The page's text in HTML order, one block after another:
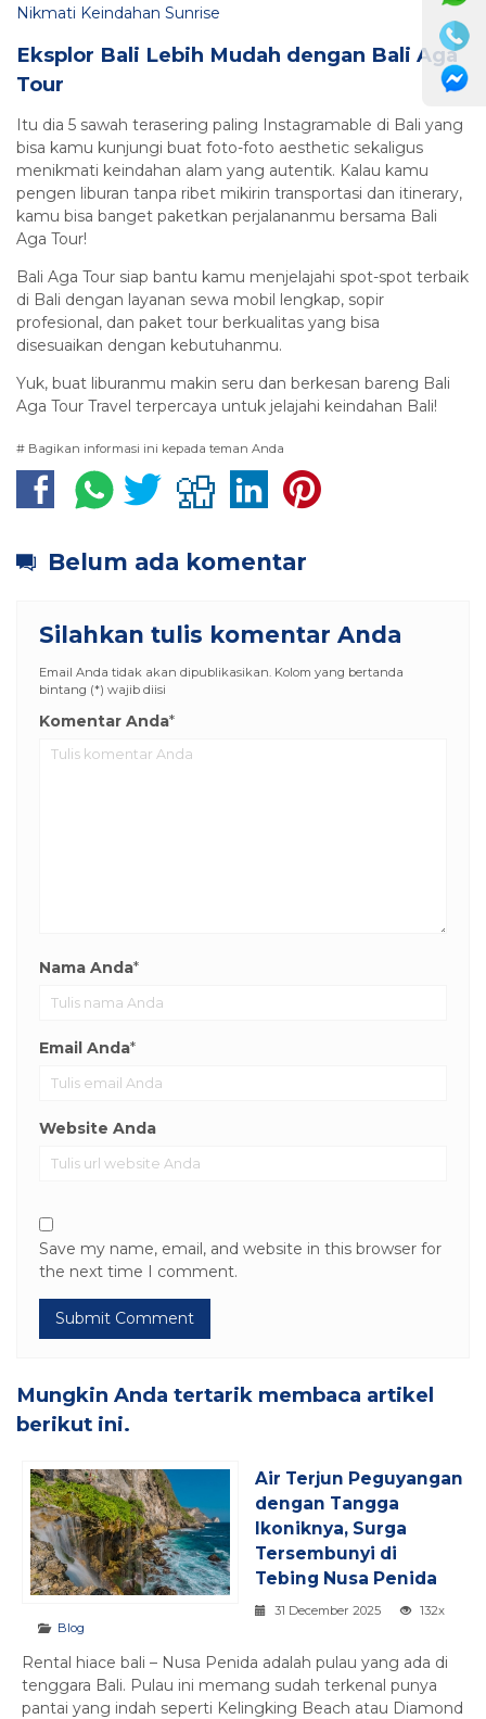
Nikmati Keindahan Sunrise
Eksplor Bali Lebih Mudah dengan Bali Aga
Tour
Itu dia 5 sawah terasering paling Instagramable di Bali yang
bisa kamu kunjungi buat foto-foto aesthetic sekaligus
menikmati keindahan alam yang autentik. Kalau kamu
pengen liburan tanpa ribet mikirin transportasi dan itinerary,
kamu bisa banget paketkan perjalananmu bersama Bali
Aga Tour!
Bali Aga Tour siap bantu kamu menjelajahi spot-spot terbaik
di Bali dengan layanan sewa mobil lengkap, sopir
profesional, dan paket tour berkualitas yang bisa
disesuaikan dengan kebutuhanmu.
Yuk, buat liburanmu makin seru dan berkesan bareng Bali
Aga Tour Travel terpercaya untuk jelajahi keindahan Bali!
# Bagikan informasi ini kepada teman Anda
Belum ada komentar
Silahkan tulis komentar Anda
Email Anda tidak akan dipublikasikan. Kolom yang bertanda
bintang (*) wajib diisi
Komentar Anda*
Nama Anda*
Email Anda*
Website Anda
Save my name, email, and website in this browser for
the next time I comment.
Mungkin Anda tertarik membaca artikel
berikut ini.
Air Terjun Peguyangan
dengan Tangga
Ikoniknya, Surga
Tersembunyi di
Tebing Nusa Penida
31 December 2025
132x
Blog
Rental hiace bali – Nusa Penida adalah pulau yang ada di
tenggara Bali. Pulau ini memang sudah terkenal punya
pantai yang indah seperti Kelingking Beach atau Diamond